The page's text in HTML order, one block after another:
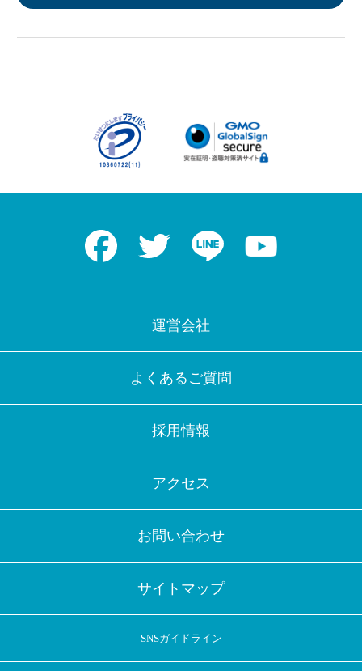
Facebook Twitter LINE
運営会社
よくあるご質問
採用情報
アクセス
お問い合わせ
サイトマップ
SNSガイドライン